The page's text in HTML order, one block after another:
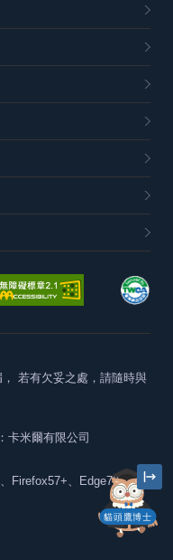
貓頭鷹博士
若有欠妥之處，請隨時與
卡米爾有限公司
Firefox57+、Edge79+及